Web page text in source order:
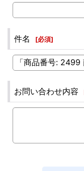
件名 [必須]
お問い合わせ内容